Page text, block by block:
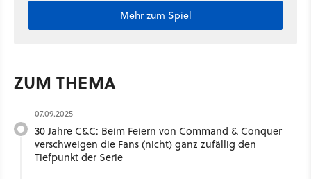
Mehr zum Spiel
ZUM THEMA
07.09.2025
30 Jahre C&C: Beim Feiern von Command & Conquer
verschweigen die Fans (nicht) ganz zufällig den
Tiefpunkt der Serie